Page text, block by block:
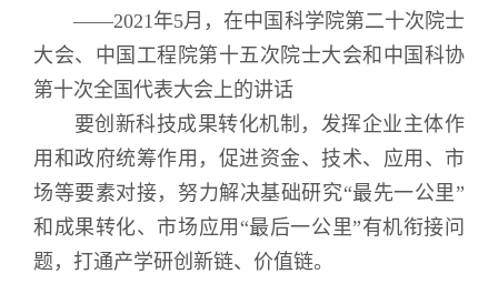
——2021年5月，在中国科学院第二十次院士
大会、中国工程院第十五次院士大会和中国科协
第十次全国代表大会上的讲话
要创新科技成果转化机制，发挥企业主体作
用和政府统筹作用，促进资金、技术、应用、市
场等要素对接，努力解决基础研究“最先一公里”
和成果转化、市场应用“最后一公里”有机衔接问
题，打通产学研创新链、价值链。